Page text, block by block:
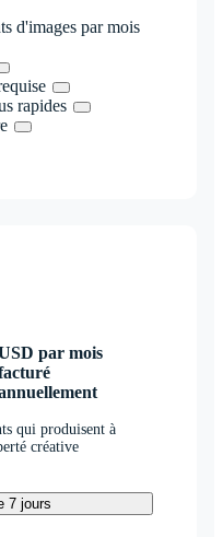
d'images par mois
rapides
par mois
qui produisent à
créative
7 jours